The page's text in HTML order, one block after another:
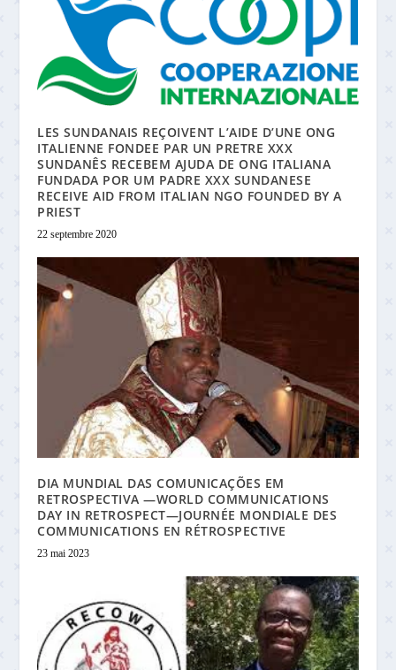
LES SUNDANAIS REÇOIVENT L’AIDE D’UNE ONG
ITALIENNE FONDEE PAR UN PRETRE XXX
SUNDANÊS RECEBEM AJUDA DE ONG ITALIANA
FUNDADA POR UM PADRE XXX SUNDANESE
RECEIVE AID FROM ITALIAN NGO FOUNDED BY A
PRIEST
22 septembre 2020
DIA MUNDIAL DAS COMUNICAÇÕES EM
RETROSPECTIVA —WORLD COMMUNICATIONS
DAY IN RETROSPECT—JOURNÉE MONDIALE DES
COMMUNICATIONS EN RÉTROSPECTIVE
23 mai 2023